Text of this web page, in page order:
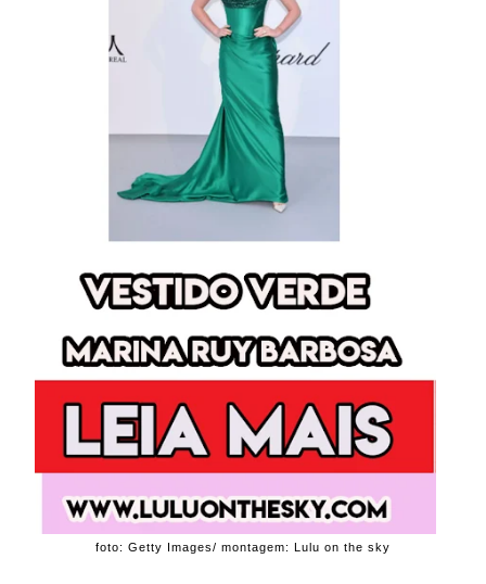
foto: Getty Images/ montagem: Lulu on the sky